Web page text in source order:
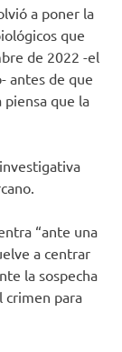
a poner la
que
de 2022 -el
antes de que
piensa que la
“ante una
a centrar
la sospecha
crimen para